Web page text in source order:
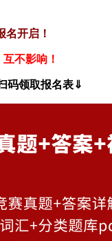
名开启！
不影响！
码领取报名表⇓